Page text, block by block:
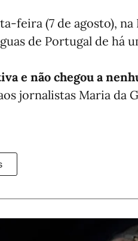
feira (7 de agosto),
de Portugal de há
e não chegou a
jornalistas Maria da